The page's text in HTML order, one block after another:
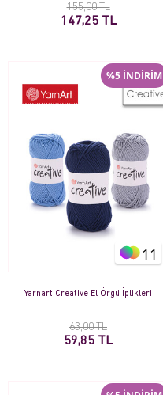
155,00 TL
147,25 TL
11
%5 İNDİRİM
Yarnart Creative El Örgü İplikleri
63,00 TL
59,85 TL